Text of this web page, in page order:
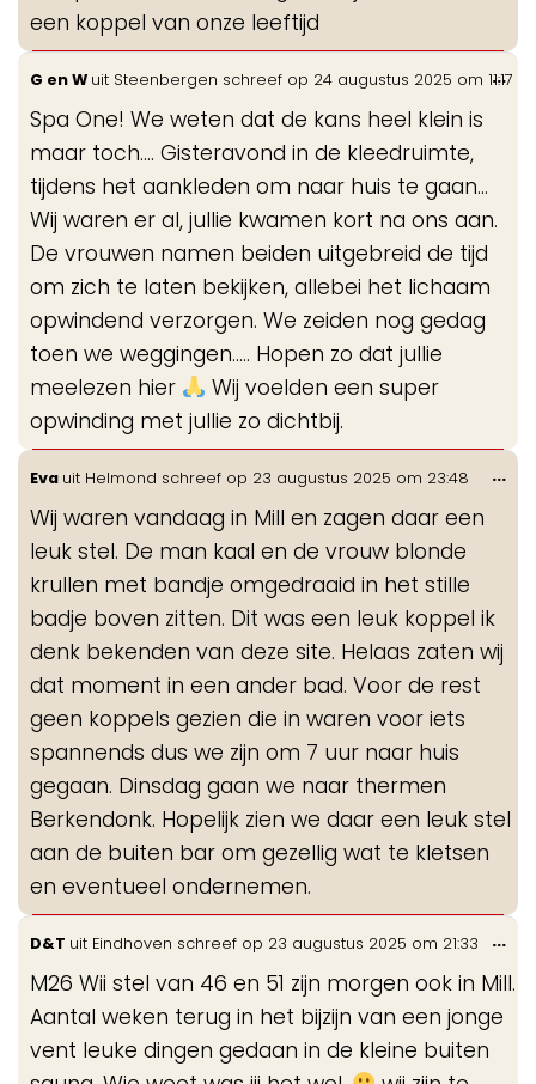
een koppel van onze leeftijd
G en W uit Steenbergen schreef op 24 augustus 2025 om 11:17
Spa One! We weten dat de kans heel klein is
maar toch.... Gisteravond in de kleedruimte,
tijdens het aankleden om naar huis te gaan...
Wij waren er al, jullie kwamen kort na ons aan.
De vrouwen namen beiden uitgebreid de tijd
om zich te laten bekijken, allebei het lichaam
opwindend verzorgen. We zeiden nog gedag
toen we weggingen..... Hopen zo dat jullie
meelezen hier
Wij voelden een super
opwinding met jullie zo dichtbij.
...
Eva uit Helmond schreef op 23 augustus 2025 om 23:48
Wij waren vandaag in Mill en zagen daar een
leuk stel. De man kaal en de vrouw blonde
krullen met bandje omgedraaid in het stille
badje boven zitten. Dit was een leuk koppel ik
denk bekenden van deze site. Helaas zaten wij
dat moment in een ander bad. Voor de rest
geen koppels gezien die in waren voor iets
spannends dus we zijn om 7 uur naar huis
gegaan. Dinsdag gaan we naar thermen
Berkendonk. Hopelijk zien we daar een leuk stel
aan de buiten bar om gezellig wat te kletsen
en eventueel ondernemen.
...
D&T uit Eindhoven schreef op 23 augustus 2025 om 21:33
M26 Wii stel van 46 en 51 zijn morgen ook in Mill.
Aantal weken terug in het bijzijn van een jonge
vent leuke dingen gedaan in de kleine buiten
...